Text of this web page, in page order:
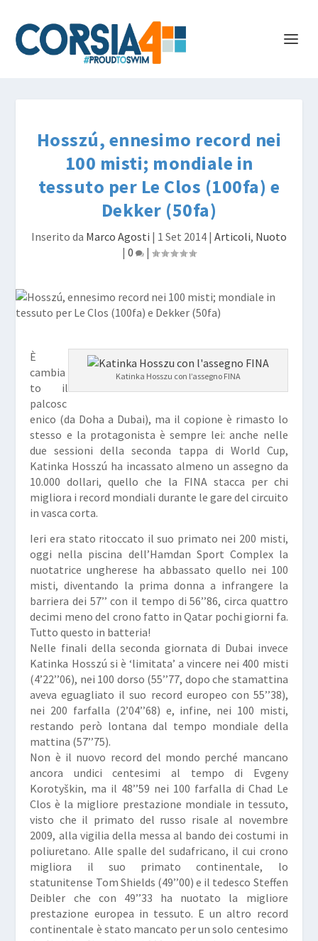
Hosszú, ennesimo record nei
100 misti; mondiale in
tessuto per Le Clos (100fa) e
Dekker (50fa)
Inserito da Marco Agosti | 1 Set 2014 | Articoli, Nuoto
| 0 |
Katinka Hosszu con l’assegno FINA
È
cambia
to il
palcosc
enico (da Doha a Dubai), ma il copione è rimasto lo
stesso e la protagonista è sempre lei: anche nelle
due sessioni della seconda tappa di World Cup,
Katinka Hosszú ha incassato almeno un assegno da
10.000 dollari, quello che la FINA stacca per chi
migliora i record mondiali durante le gare del circuito
in vasca corta.
Ieri era stato ritoccato il suo primato nei 200 misti,
oggi nella piscina dell’Hamdan Sport Complex la
nuotatrice ungherese ha abbassato quello nei 100
misti, diventando la prima donna a infrangere la
barriera dei 57’’ con il tempo di 56’’86, circa quattro
decimi meno del crono fatto in Qatar pochi giorni fa.
Tutto questo in batteria!
Nelle finali della seconda giornata di Dubai invece
Katinka Hosszú si è ‘limitata’ a vincere nei 400 misti
(4’22’’06), nei 100 dorso (55’’77, dopo che stamattina
aveva eguagliato il suo record europeo con 55’’38),
nei 200 farfalla (2’04’’68) e, infine, nei 100 misti,
restando però lontana dal tempo mondiale della
mattina (57’’75).
Non è il nuovo record del mondo perché mancano
ancora undici centesimi al tempo di Evgeny
Korotyškin, ma il 48’’59 nei 100 farfalla di Chad Le
Clos è la migliore prestazione mondiale in tessuto,
visto che il primato del russo risale al novembre
2009, alla vigilia della messa al bando dei costumi in
poliuretano. Alle spalle del sudafricano, il cui crono
migliora il suo primato continentale, lo
statunitense Tom Shields (49’’00) e il tedesco Steffen
Deibler che con 49’’33 ha nuotato la migliore
prestazione europea in tessuto. E un altro record
continentale è stato mancato per un solo centesimo